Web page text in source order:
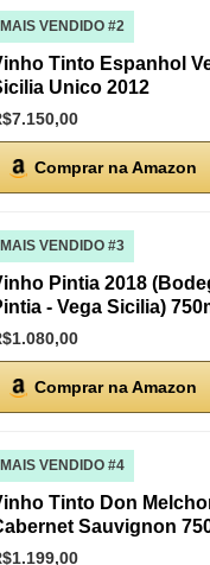
MAIS VENDIDO #2
Tinto Espanhol
Unico 2012
Comprar na Amazon
MAIS VENDIDO #3
Pintia 2018
- Vega Sicilia)
Comprar na Amazon
MAIS VENDIDO #4
Tinto Don
Sauvignon